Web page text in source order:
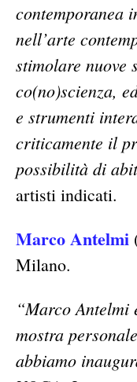
contemporanea
nell’arte
stimolare nuove
co(no)scienza,
e strumenti
criticamente il
possibilità di
artisti indicati.
Marco Antelmi
Milano.
“Marco Antelmi
mostra personale
abbiamo